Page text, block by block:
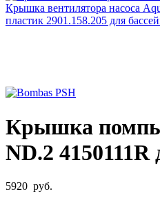
Крышка вентилятора насоса
пластик 2901.158.205 для
Крышка помпы
ND.2 4150111R
5920 руб.